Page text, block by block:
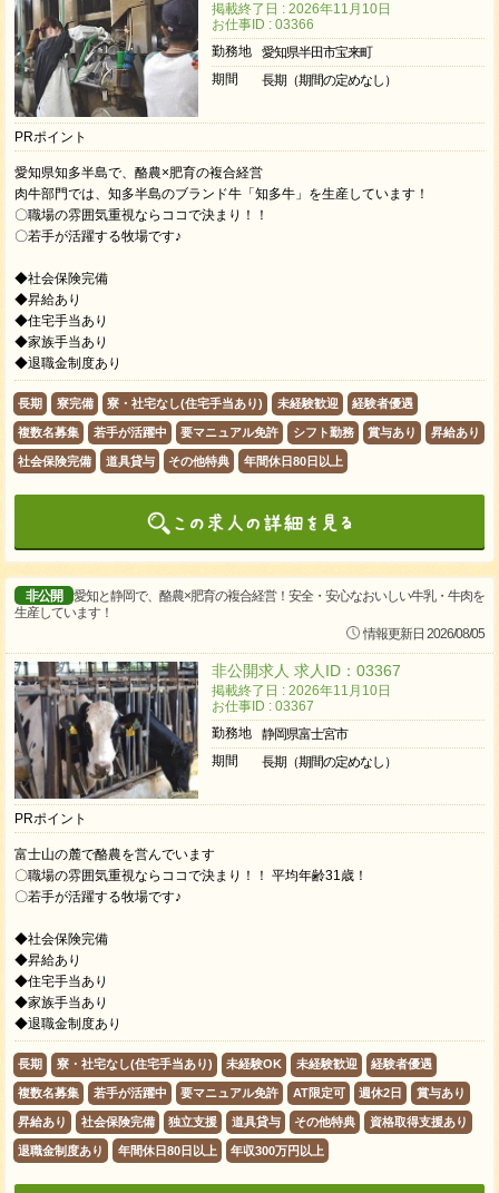
掲載終了日 : 2026年11月10日
お仕事ID : 03366
勤務地
愛知県半田市宝来町
期間
長期（期間の定めなし）
PRポイント
愛知県知多半島で、酪農×肥育の複合経営
肉牛部門では、知多半島のブランド牛「知多牛」を生産しています！
〇職場の雰囲気重視ならココで決まり！！
〇若手が活躍する牧場です♪
◆社会保険完備
◆昇給あり
◆住宅手当あり
◆家族手当あり
◆退職金制度あり
長期 寮完備 寮・社宅なし(住宅手当あり) 未経験歓迎 経験者優遇
複数名募集 若手が活躍中 要マニュアル免許 シフト勤務 賞与あり 昇給あり
社会保険完備 道具貸与 その他特典 年間休日80日以上
非公開
愛知と静岡で、酪農×肥育の複合経営！安全・安心なおいしい牛乳・牛肉を
生産しています！
情報更新日 2026/08/05
非公開求人 求人ID：03367
掲載終了日 : 2026年11月10日
お仕事ID : 03367
勤務地
静岡県富士宮市
期間
長期（期間の定めなし）
PRポイント
富士山の麓で酪農を営んでいます
〇職場の雰囲気重視ならココで決まり！！ 平均年齢31歳！
〇若手が活躍する牧場です♪
◆社会保険完備
◆昇給あり
◆住宅手当あり
◆家族手当あり
◆退職金制度あり
長期 寮・社宅なし(住宅手当あり) 未経験OK 未経験歓迎 経験者優遇
複数名募集 若手が活躍中 要マニュアル免許 AT限定可 週休2日 賞与あり
昇給あり 社会保険完備 独立支援 道具貸与 その他特典 資格取得支援あり
退職金制度あり 年間休日80日以上 年収300万円以上